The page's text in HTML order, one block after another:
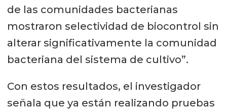
(Himalayas).
de las comunidades bacterianas
mostraron selectividad de biocontrol sin
alterar significativamente la comunidad
bacteriana del sistema de cultivo”.
Con estos resultados, el investigador
señala que ya están realizando pruebas